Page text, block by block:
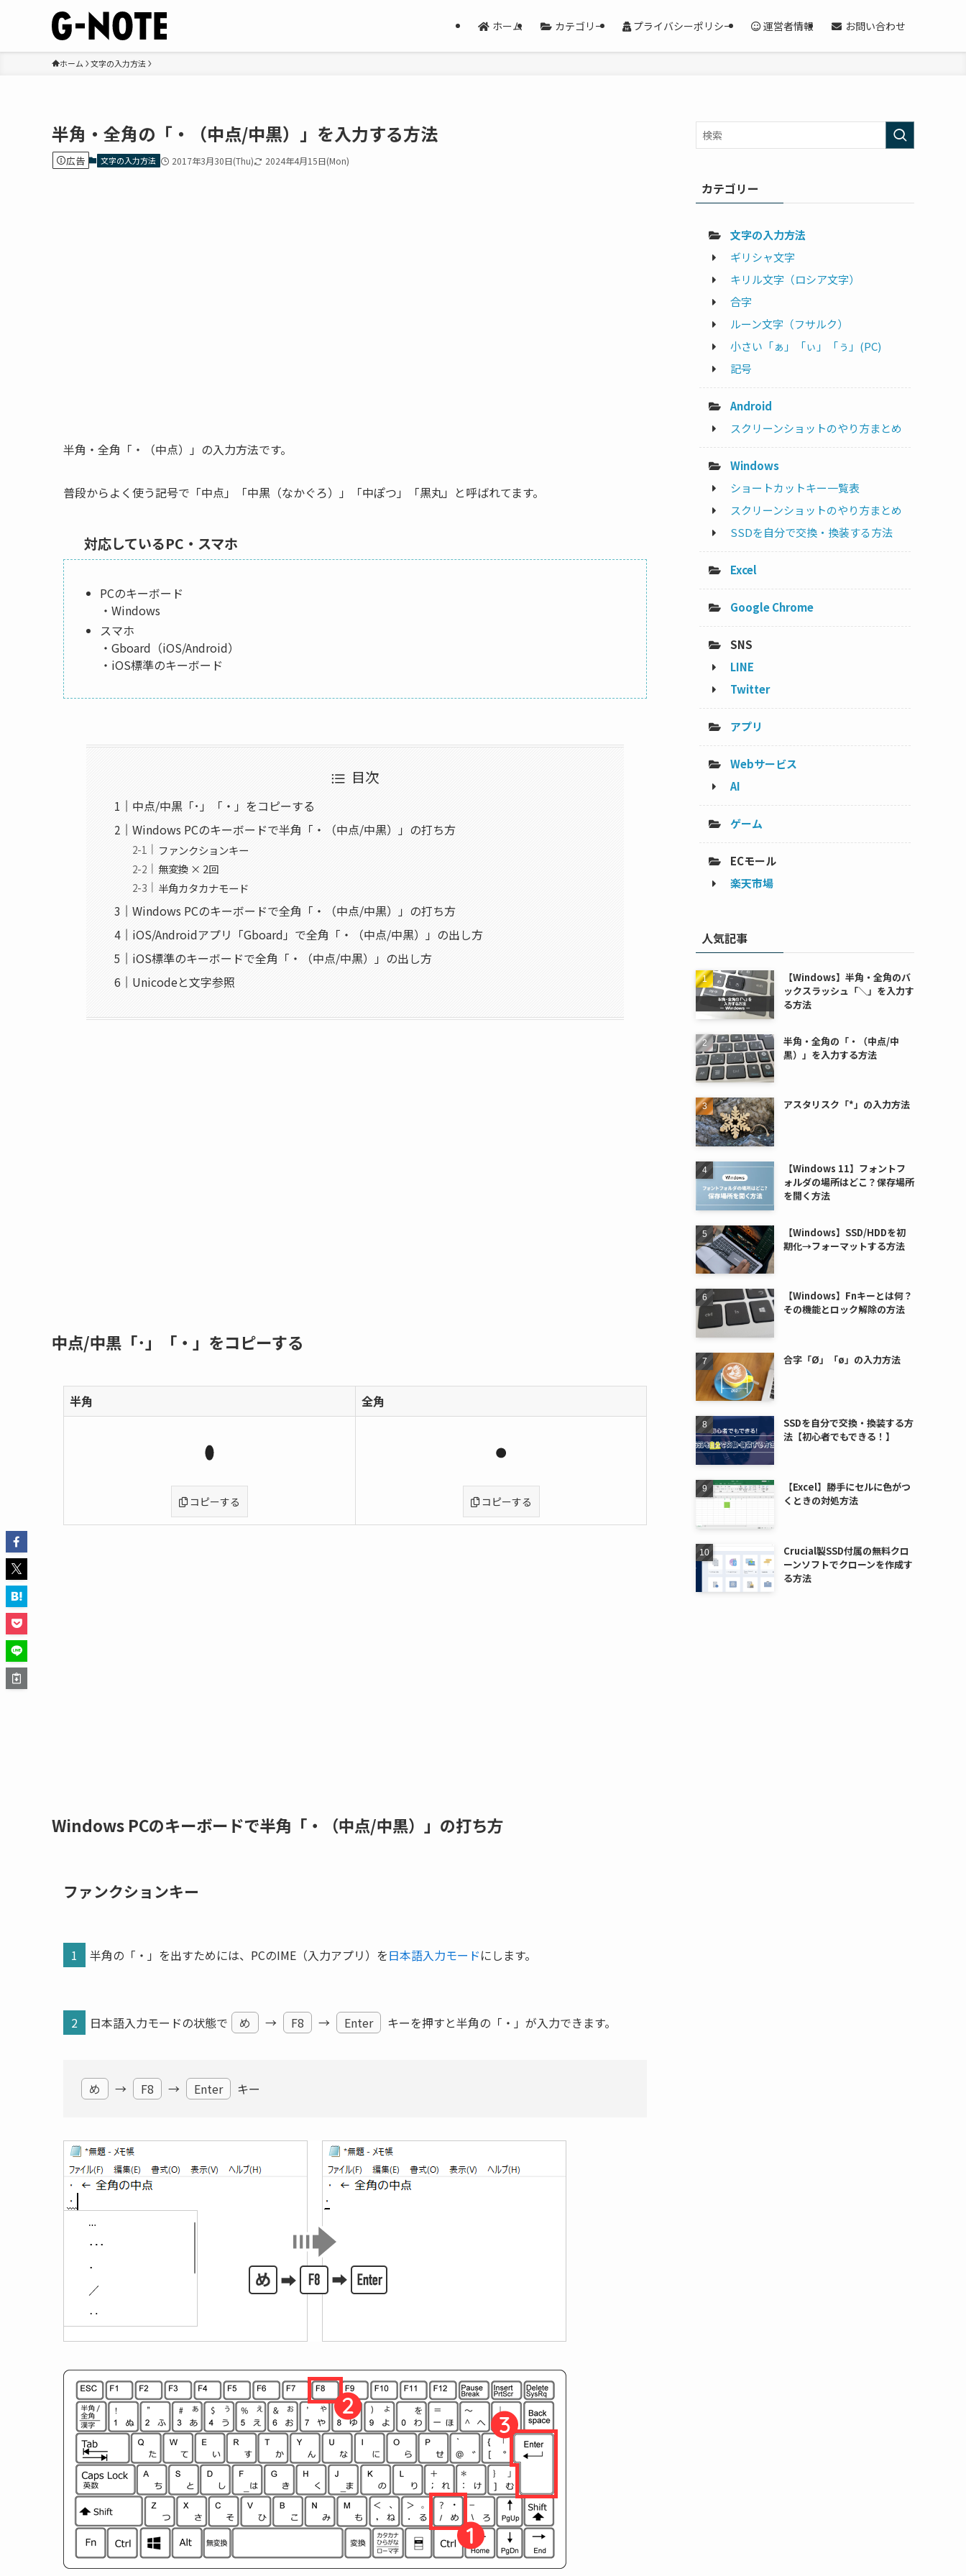
ホーム カテゴリー プライバシーポリシー 運営者情報 お問い合わせ
ホーム 文字の入力方法
半角・全角の「・（中点/中黒）」を入力する方法
広告 文字の入力方法 2017年3月30日(Thu) 2024年4月15日(Mon)
半角・全角「・（中点）」の入力方法です。
普段からよく使う記号で「中点」「中黒（なかぐろ）」「中ぽつ」「黒丸」と呼ばれてます。
対応しているPC・スマホ
PCのキーボード
・Windows
スマホ
・Gboard（iOS/Android）
・iOS標準のキーボード
目次
中点/中黒「･」「・」をコピーする
Windows PCのキーボードで半角「・（中点/中黒）」の打ち方
ファンクションキー
無変換 × 2回
半角カタカナモード
Windows PCのキーボードで全角「・（中点/中黒）」の打ち方
iOS/Androidアプリ「Gboard」で全角「・（中点/中黒）」の出し方
iOS標準のキーボードで全角「・（中点/中黒）」の出し方
Unicodeと文字参照
中点/中黒「･」「・」をコピーする
半角 全角
コピーする コピーする
Windows PCのキーボードで半角「・（中点/中黒）」の打ち方
ファンクションキー
1 半角の「・」を出すためには、PCのIME（入力アプリ）を日本語入力モードにします。
2 日本語入力モードの状態で め → F8 → Enter キーを押すと半角の「・」が入力できます。
め → F8 → Enter キー
カテゴリー
文字の入力方法
ギリシャ文字
キリル文字（ロシア文字）
合字
ルーン文字（フサルク）
小さい「ぁ」「ぃ」「ぅ」(PC)
記号
Android
スクリーンショットのやり方まとめ
Windows
ショートカットキー一覧表
スクリーンショットのやり方まとめ
SSDを自分で交換・換装する方法
Excel
Google Chrome
SNS
LINE
Twitter
アプリ
Webサービス
AI
ゲーム
ECモール
楽天市場
人気記事
【Windows】半角・全角のバ
ックスラッシュ「＼」を入力す
る方法
半角・全角の「・（中点/中
黒）」を入力する方法
アスタリスク「*」の入力方法
【Windows 11】フォントフ
ォルダの場所はどこ？保存場所
を開く方法
【Windows】SSD/HDDを初
期化→フォーマットする方法
【Windows】Fnキーとは何？
その機能とロック解除の方法
合字「Ø」「ø」の入力方法
SSDを自分で交換・換装する方
法【初心者でもできる！】
【Excel】勝手にセルに色がつ
くときの対処方法
Crucial製SSD付属の無料クロ
ーンソフトでクローンを作成す
る方法